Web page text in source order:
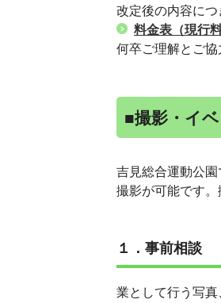
改定後の内容に
料金表（現行
何卒ご理解とご協
■撮影・イ
吉見総合運動公
撮影が可能です
１．事前相談
業として行う写